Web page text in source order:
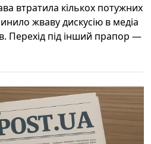
втратила кількох потужних
жваву дискусію в медіа
Перехід під інший прапор —